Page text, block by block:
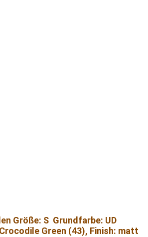
Größe: S Grundfarbe: UD
Green (43), Finish: matt